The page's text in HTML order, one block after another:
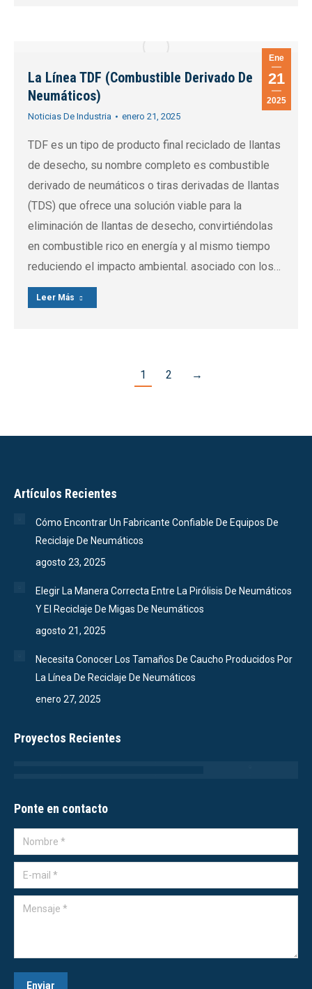
Ene
21
2025
La Línea TDF (Combustible Derivado De
Neumáticos)
Noticias De Industria enero 21, 2025
TDF es un tipo de producto final reciclado de llantas
de desecho, su nombre completo es combustible
derivado de neumáticos o tiras derivadas de llantas
(TDS) que ofrece una solución viable para la
eliminación de llantas de desecho, convirtiéndolas
en combustible rico en energía y al mismo tiempo
reduciendo el impacto ambiental. asociado con los…
Leer Más
1 2 →
Artículos Recientes
Cómo Encontrar Un Fabricante Confiable De Equipos De
Reciclaje De Neumáticos
agosto 23, 2025
Elegir La Manera Correcta Entre La Pirólisis De Neumáticos
Y El Reciclaje De Migas De Neumáticos
agosto 21, 2025
Necesita Conocer Los Tamaños De Caucho Producidos Por
La Línea De Reciclaje De Neumáticos
enero 27, 2025
Proyectos Recientes
Ponte en contacto
Nombre *
E-mail *
Mensaje *
Enviar